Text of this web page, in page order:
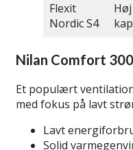
Flexit
Nordic S4
Høj
Nilan Comfort 300
Et populært
med fokus på lavt
Lavt
Solid